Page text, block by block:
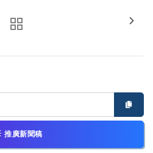
推廣新聞稿